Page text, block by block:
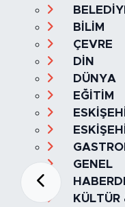
BİLİM
ÇEVRE
DİN
DÜNYA
EĞİTİM
GENEL